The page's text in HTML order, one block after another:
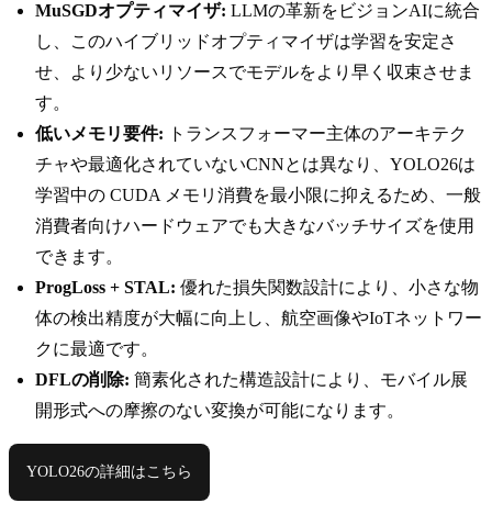
MuSGDオプティマイザ: LLMの革新をビジョンAIに統合
し、このハイブリッドオプティマイザは学習を安定さ
せ、より少ないリソースでモデルをより早く収束させま
す。
低いメモリ要件: トランスフォーマー主体のアーキテク
チャや最適化されていないCNNとは異なり、YOLO26は
学習中の CUDA メモリ消費を最小限に抑えるため、一般
消費者向けハードウェアでも大きなバッチサイズを使用
できます。
ProgLoss + STAL: 優れた損失関数設計により、小さな物
体の検出精度が大幅に向上し、航空画像やIoTネットワー
クに最適です。
DFLの削除: 簡素化された構造設計により、モバイル展
開形式への摩擦のない変換が可能になります。
YOLO26の詳細はこちら